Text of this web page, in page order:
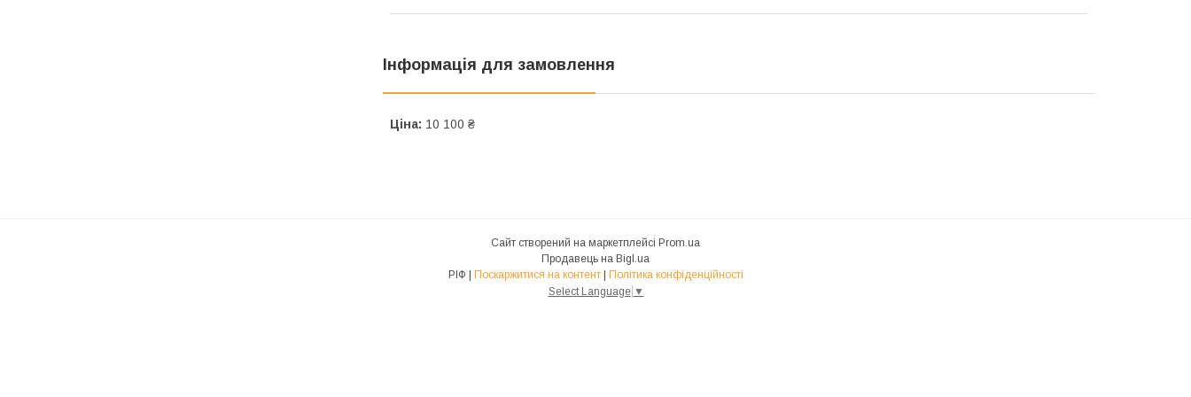
Інформація для замовлення
Ціна: 10 100 ₴
Сайт створений на маркетплейсі Prom.ua
Продавець на Bigl.ua
РІФ | Поскаржитися на контент | Політика конфіденційності
Select Language ▼